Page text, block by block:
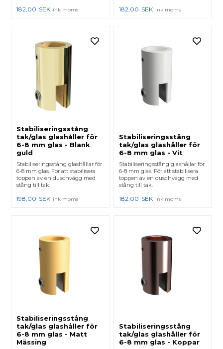
182,00 SEK ink moms 182,00 SEK ink moms
Stabiliseringsstång
tak/glas glashåller för
6-8 mm glas - Blank
guld
Stabiliseringsstång glashållar för
6-8 mm glas. För att stabilisera
toppen av en duschvägg med
stång till tak.
198,00 SEK ink moms
Stabiliseringsstång
tak/glas glashåller för
6-8 mm glas - Vit
Stabiliseringsstång glashållar för
6-8 mm glas. För att stabilisera
toppen av en duschvägg med
stång till tak.
182,00 SEK ink moms
Stabiliseringsstång
tak/glas glashåller för
6-8 mm glas - Matt
Mässing
Stabiliseringsstång
tak/glas glashåller för
6-8 mm glas - Koppar